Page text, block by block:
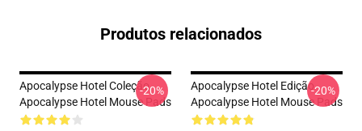
Produtos relacionados
Apocalypse Hotel Coleção
Apocalypse Hotel Mouse Pads
-20%
Apocalypse Hotel Edição
Apocalypse Hotel Mouse Pads
-20%